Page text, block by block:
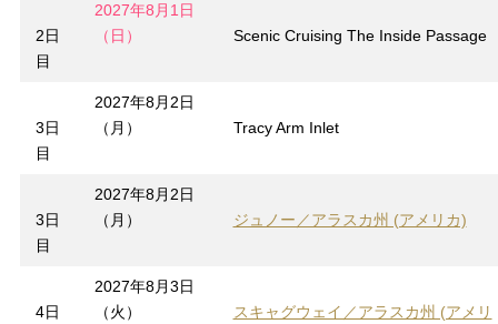
2日
目
2027年8月1日
（日）
Scenic Cruising The Inside Passage
3日
目
2027年8月2日
（月）
Tracy Arm Inlet
3日
目
2027年8月2日
（月）
ジュノー／アラスカ州 (アメリカ)
4日
2027年8月3日
（火）
スキャグウェイ／アラスカ州 (アメリ